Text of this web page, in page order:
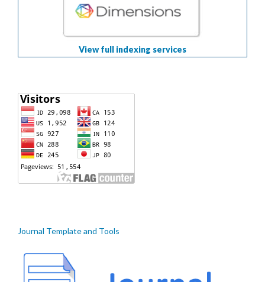
View full indexing services
Journal Template and Tools